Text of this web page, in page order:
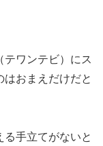
テワンテビ）にス
おまえだけだと
手立てがないと